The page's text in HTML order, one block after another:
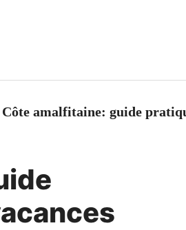
Côte amalfitaine: guide